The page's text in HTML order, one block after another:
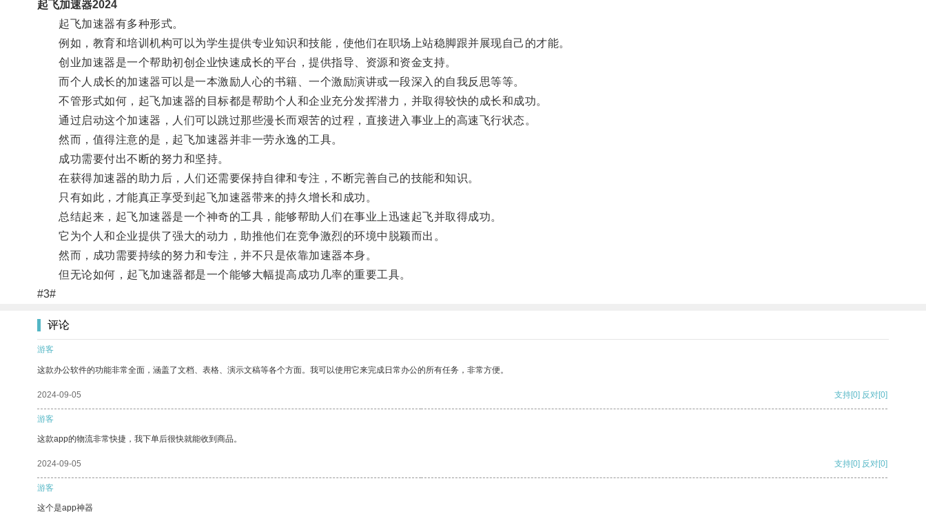
起飞加速器2024
起飞加速器有多种形式。
例如，教育和培训机构可以为学生提供专业知识和技能，使他们在职场上站稳脚跟并展现自己的才能。
创业加速器是一个帮助初创企业快速成长的平台，提供指导、资源和资金支持。
而个人成长的加速器可以是一本激励人心的书籍、一个激励演讲或一段深入的自我反思等等。
不管形式如何，起飞加速器的目标都是帮助个人和企业充分发挥潜力，并取得较快的成长和成功。
通过启动这个加速器，人们可以跳过那些漫长而艰苦的过程，直接进入事业上的高速飞行状态。
然而，值得注意的是，起飞加速器并非一劳永逸的工具。
成功需要付出不断的努力和坚持。
在获得加速器的助力后，人们还需要保持自律和专注，不断完善自己的技能和知识。
只有如此，才能真正享受到起飞加速器带来的持久增长和成功。
总结起来，起飞加速器是一个神奇的工具，能够帮助人们在事业上迅速起飞并取得成功。
它为个人和企业提供了强大的动力，助推他们在竞争激烈的环境中脱颖而出。
然而，成功需要持续的努力和专注，并不只是依靠加速器本身。
但无论如何，起飞加速器都是一个能够大幅提高成功几率的重要工具。
#3#
评论
游客
这款办公软件的功能非常全面，涵盖了文档、表格、演示文稿等各个方面。我可以使用它来完成日常办公的所有任务，非常方便。
2024-09-05 支持[0] 反对[0]
游客
这款app的物流非常快捷，我下单后很快就能收到商品。
2024-09-05 支持[0] 反对[0]
游客
这个是app神器